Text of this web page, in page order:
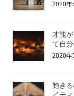
2020年
才能
て自
2020年
飽き